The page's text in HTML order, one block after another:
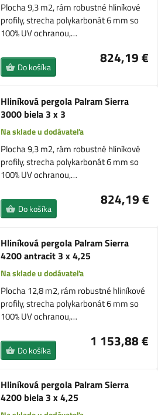
Plocha 9,3 m2, rám robustné hliníkové
profily, strecha polykarbonát 6 mm so
100% UV ochranou,…
824,19 €
Do košíka
Hliníková pergola Palram Sierra
3000 biela 3 x 3
Na sklade u dodávateľa
Plocha 9,3 m2, rám robustné hliníkové
profily, strecha polykarbonát 6 mm so
100% UV ochranou,…
824,19 €
Do košíka
Hliníková pergola Palram Sierra
4200 antracit 3 x 4,25
Na sklade u dodávateľa
Plocha 12,8 m2, rám robustné hliníkové
profily, strecha polykarbonát 6 mm so
100% UV ochranou,…
1 153,88 €
Do košíka
Hliníková pergola Palram Sierra
4200 biela 3 x 4,25